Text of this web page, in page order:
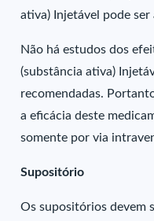
ativa) Injetável pode
Não há estudos dos
(substância ativa)
recomendadas.
a eficácia deste
somente por via
Supositório
Os supositórios devem